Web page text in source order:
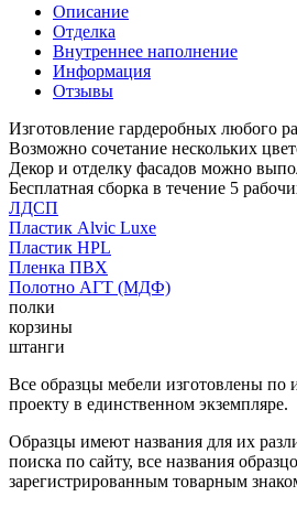
Описание
Отделка
Внутреннее наполнение
Информация
Отзывы
Изготовление гардеробных любого
Возможно сочетание нескольких
Декор и отделку фасадов можно
Бесплатная сборка в течение 5
ЛДСП
Пластик Alvic Luxe
Пластик HPL
Пленка ПВХ
Полотно АГТ (МДФ)
полки
корзины
штанги
Все образцы мебели изготовлены по
проекту в единственном экземпляре.
Образцы имеют названия для их
поиска по сайту, все названия
зарегистрированным товарным